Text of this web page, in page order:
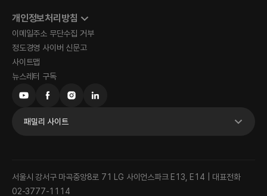
개인정보처리방침
이메일주소 무단수집 거부
정도경영 사이버 신문고
사이트맵
뉴스레터 구독
패밀리 사이트
서울시 강서구 마곡중앙8로 71 LG 사이언스파크 E13, E14 | 대표전화
02-3777-1114